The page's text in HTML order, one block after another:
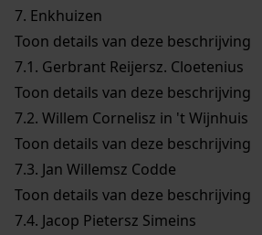
7. Enkhuizen
Toon details van deze beschrijving
7.1. Gerbrant Reijersz. Cloetenius
Toon details van deze beschrijving
7.2. Willem Cornelisz in 't Wijnhuis
Toon details van deze beschrijving
7.3. Jan Willemsz Codde
Toon details van deze beschrijving
7.4. Jacop Pietersz Simeins